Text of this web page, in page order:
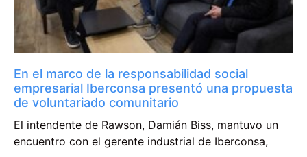
En el marco de la responsabilidad social
empresarial Iberconsa presentó una propuesta
de voluntariado comunitario
El intendente de Rawson, Damián Biss, mantuvo un
encuentro con el gerente industrial de Iberconsa,